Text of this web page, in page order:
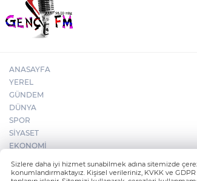
ANASAYFA
YEREL
GÜNDEM
DÜNYA
SPOR
SİYASET
EKONOMİ
Sizlere daha iyi hizmet sunabilmek adına sitemizde
konumlandırmaktayız. Kişisel verileriniz, KVKK ve
Whatsapp